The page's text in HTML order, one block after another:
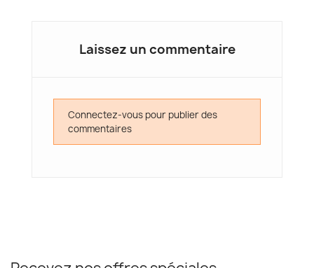
Laissez un commentaire
Connectez-vous pour publier des
commentaires